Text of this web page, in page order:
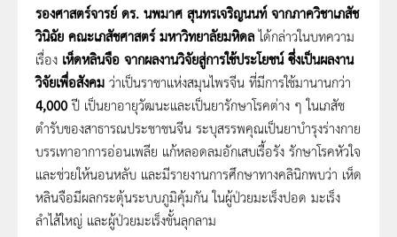
รองศาสตร์จารย์ ดร. นพมาศ สุนทรเจริญนนท์ จากภาควิชาเภสัช
วินิฉัย คณะเภสัชศาสตร์ มหาวิทยาลัยมหิดลได้กล่าวในบทความ
เรื่อง เห็ดหลินจือ จากผลงานวิจัยสู่การใช้ประโยชน์ ซึ่งเป็นผลงาน
วิจัยเพื่อสังคม ว่าเป็นราชาแห่งสมุนไพรจีน ที่มีการใช้มานานกว่า
4,000ปี เป็นยาอายุวัฒนะและเป็นยารักษาโรคต่าง ๆ ในเภสัช
ตำรับของสาธารณประชาชนจีน ระบุสรรพคุณเป็นยาบำรุงร่างกาย
บรรเทาอาการอ่อนเพลีย แก้หลอดลมอักเสบเรื้อรัง รักษาโรคหัวใจ
และช่วยให้นอนหลับ และมีรายงานการศึกษาทางคลินิกพบว่า เห็ด
หลินจือมีผลกระตุ้นระบบภูมิคุ้มกัน ในผู้ป่วยมะเร็งปอด มะเร็ง
ลำไส้ใหญ่ และผู้ป่วยมะเร็งขั้นลุกลาม